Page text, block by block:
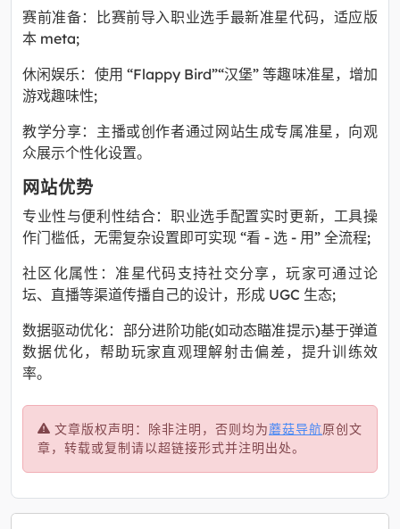
赛前准备：比赛前导入职业选手最新准星代码，适应版
本 meta;
休闲娱乐：使用 “Flappy Bird”“汉堡” 等趣味准星，增加
游戏趣味性;
教学分享：主播或创作者通过网站生成专属准星，向观
众展示个性化设置。
网站优势
专业性与便利性结合：职业选手配置实时更新，工具操
作门槛低，无需复杂设置即可实现 “看 - 选 - 用” 全流程;
社区化属性：准星代码支持社交分享，玩家可通过论
坛、直播等渠道传播自己的设计，形成 UGC 生态;
数据驱动优化：部分进阶功能(如动态瞄准提示)基于弹道
数据优化，帮助玩家直观理解射击偏差，提升训练效
率。
文章版权声明：除非注明，否则均为蘑菇导航原创文
章，转载或复制请以超链接形式并注明出处。